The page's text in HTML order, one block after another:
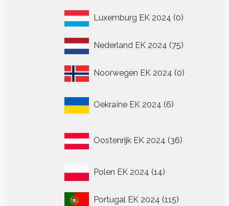
Luxemburg EK 2024 00
Nederland EK 2024 7575
Noorwegen EK 2024 00
Oekraïne EK 2024 6
producten
Oostenrijk EK 2024 36
producten
Polen EK 2024 1414
Portugal EK 2024 115115